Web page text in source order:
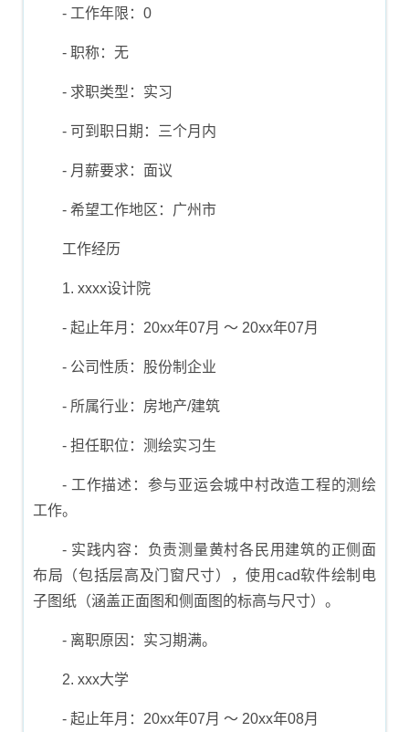
- 工作年限：0
- 职称：无
- 求职类型：实习
- 可到职日期：三个月内
- 月薪要求：面议
- 希望工作地区：广州市
工作经历
1. xxxx设计院
- 起止年月：20xx年07月 ～ 20xx年07月
- 公司性质：股份制企业
- 所属行业：房地产/建筑
- 担任职位：测绘实习生
- 工作描述：参与亚运会城中村改造工程的测绘
工作。
- 实践内容：负责测量黄村各民用建筑的正侧面
布局（包括层高及门窗尺寸），使用cad软件绘制电
子图纸（涵盖正面图和侧面图的标高与尺寸）。
- 离职原因：实习期满。
2. xxx大学
- 起止年月：20xx年07月 ～ 20xx年08月